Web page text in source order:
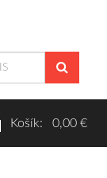
Košík: 0,00 €